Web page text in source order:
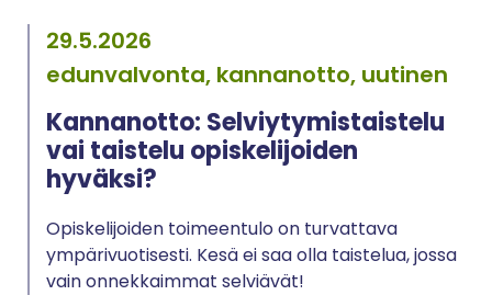
29.5.2026
edunvalvonta, kannanotto, uutinen
Kannanotto: Selviytymistaistelu
vai taistelu opiskelijoiden
hyväksi?
Opiskelijoiden toimeentulo on turvattava
ympärivuotisesti. Kesä ei saa olla taistelua, jossa
vain onnekkaimmat selviävät!